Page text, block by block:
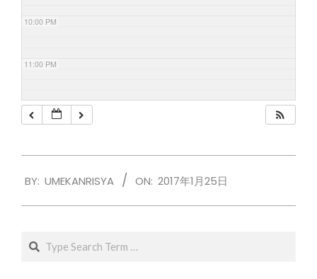
10:00 PM
11:00 PM
01-
BY: UMEKANRISYA ON: 2017年1月25日
Search